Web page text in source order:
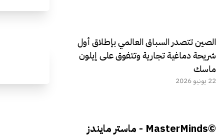
الصين تتصدر السباق العالمي بإطلاق أول
شريحة دماغية تجارية وتتفوق على إيلون
ماسك
22 يونيو 2026
©MasterMinds - ماستر مايندز